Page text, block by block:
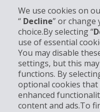
We use cookies on
“ Decline” or
choice.By selecting “
use of essential
You may disable
settings, but this
functions. By
optional cookies
enhanced
content and ads.To
Follow Us on
Company Information
Business